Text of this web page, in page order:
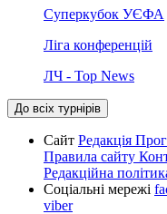
Суперкубок УЄФА
Ліга конференцій
ЛЧ - Top News
До всіх турнірів
Сайт Редакція
Правила сайту
Редакційна
Соціальні мережі
viber